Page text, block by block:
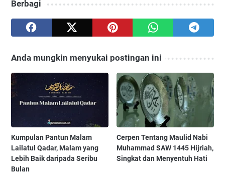
Berbagi
Anda mungkin menyukai postingan ini
Kumpulan Pantun Malam
Lailatul Qadar, Malam yang
Lebih Baik daripada Seribu
Bulan
Cerpen Tentang Maulid Nabi
Muhammad SAW 1445 Hijriah,
Singkat dan Menyentuh Hati